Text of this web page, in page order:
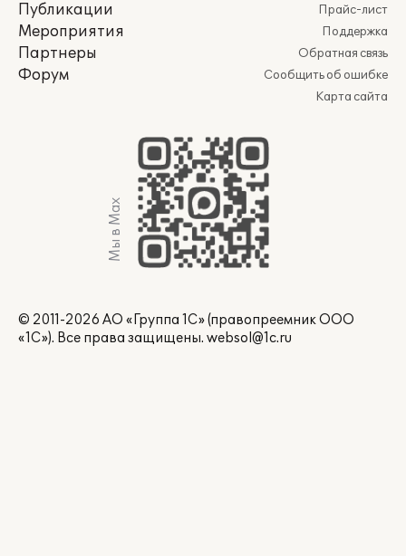
Публикации
Мероприятия
Партнеры
Форум
Прайс-лист
Поддержка
Обратная связь
Сообщить об ошибке
Карта сайта
Мы в Max
© 2011-2026 АО «Группа 1С» (правопреемник ООО
«1С»). Все права защищены. websol@1c.ru